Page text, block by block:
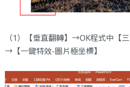
（1）【垂直翻轉】→OK程式中【
→【一鍵特效-圖片極坐標】